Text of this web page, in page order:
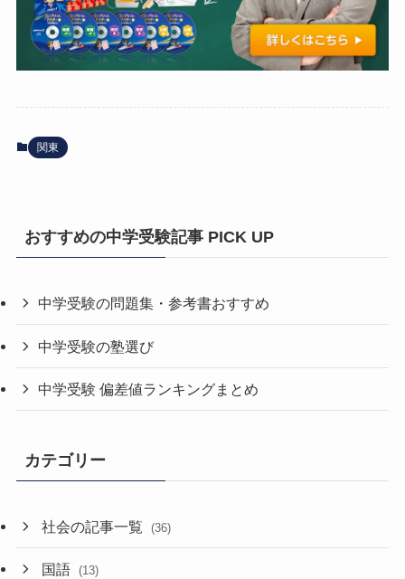
関東
おすすめの中学受験記事 PICK UP
中学受験の問題集・参考書おすすめ
中学受験の塾選び
中学受験 偏差値ランキングまとめ
カテゴリー
社会の記事一覧 (36)
国語 (13)